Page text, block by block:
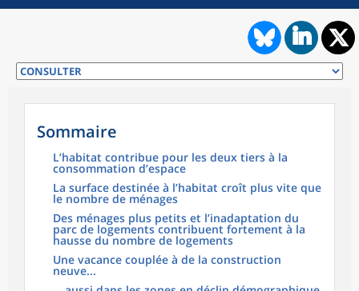
Sommaire
L’habitat contribue pour les deux tiers à la
consommation d’espace
La surface destinée à l’habitat croît plus vite que
le nombre de ménages
Des ménages plus petits et l’inadaptation du
parc de logements contribuent fortement à la
hausse du nombre de logements
Une vacance couplée à de la construction
neuve...